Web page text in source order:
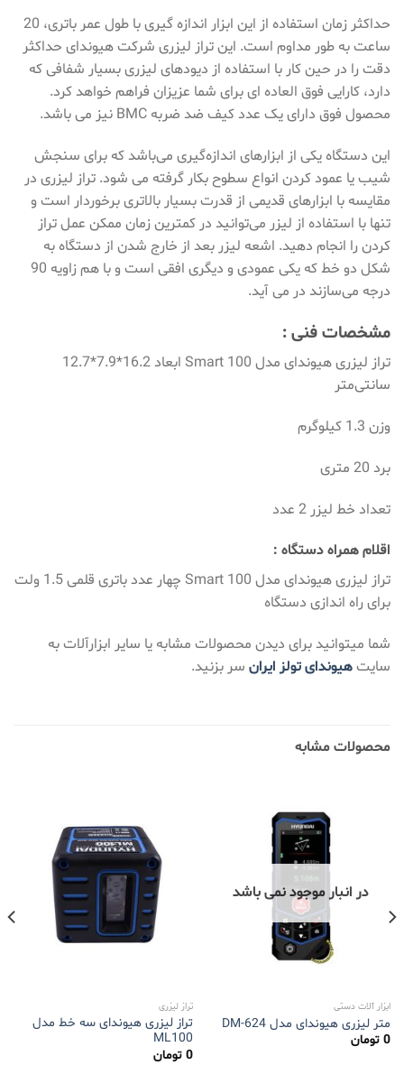
حداکثر زمان استفاده از این ابزار اندازه گیری با طول عمر باتری، 20
ساعت به طور مداوم است. این تراز لیزری شرکت هیوندای حداکثر
دقت را در حین کار با استفاده از دیودهای لیزری بسیار شفافی که
دارد، کارایی فوق العاده ای برای شما عزیزان فراهم خواهد کرد.
محصول فوق دارای یک عدد کیف ضد ضربه BMC نیز می باشد.
این دستگاه یکی از ابزارهای اندازه‌گیری می‌باشد که برای سنجش
شیب یا عمود کردن انواع سطوح بکار گرفته می شود. تراز لیزری در
مقایسه با ابزارهای قدیمی از قدرت بسیار بالاتری برخوردار است و
تنها با استفاده از لیزر می‌توانید در کمترین زمان ممکن عمل تراز
کردن را انجام دهید. اشعه لیزر بعد از خارج شدن از دستگاه به
شکل دو خط که یکی عمودی و دیگری افقی است و با هم زاویه 90
درجه می‌سازند در می‌ آید.
مشخصات فنی :
تراز لیزری هیوندای مدل Smart 100 ابعاد 16.2*7.9*12.7
سانتی‌متر
وزن 1.3 کیلوگرم
برد 20 متری
تعداد خط لیزر 2 عدد
اقلام همراه دستگاه :
تراز لیزری هیوندای مدل Smart 100 چهار عدد باتری قلمی 1.5 ولت
برای راه اندازی دستگاه
شما میتوانید برای دیدن محصولات مشابه یا سایر ابزارآلات به
سایتهیوندای تولز ایران سر بزنید.
محصولات مشابه
در انبار موجود نمی باشد
ابزار آلات دستی
متر لیزری هیوندای مدل DM-624
0 تومان
تراز لیزری
تراز لیزری هیوندای سه خط مدل
ML100
0 تومان